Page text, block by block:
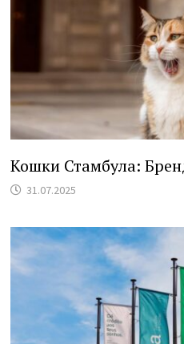
Кошки Стамбула:
31.07.2025